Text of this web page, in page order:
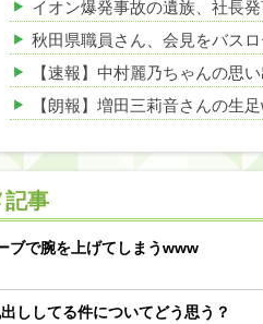
Powered by livedoor 相互RSS
記事
ブで腕を上げてしまうwww
ししてる件についてどう思う？